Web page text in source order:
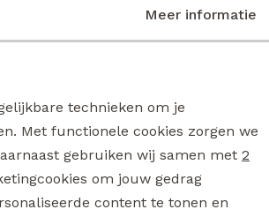
3317101 W20314 jongens buiten jack Bruin
3317101 W20314 jongens buiten jack Bottle
Skylar W20250 jongens sweatshirt Bruin
Unlocked
Marketing cookies
Meer informatie
technieken om je
Met functionele cookies zorgen we
gebruiken wij samen met 2
om jouw gedrag
content te tonen en